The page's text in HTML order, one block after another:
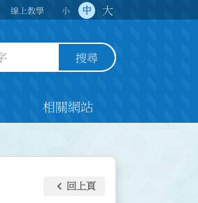
線上教學 小 中 大
搜尋
相關網站
keyboard_arrow_left 回上頁